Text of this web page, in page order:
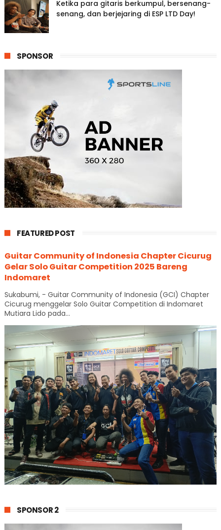
Ketika para gitaris berkumpul, bersenang-
senang, dan berjejaring di ESP LTD Day!
SPONSOR
FEATURED POST
Guitar Community of Indonesia Chapter Cicurug
Gelar Solo Guitar Competition 2025 Bareng
Indomaret
Sukabumi, - Guitar Community of Indonesia (GCI) Chapter
Cicurug menggelar Solo Guitar Competition di Indomaret
Mutiara Lido pada...
SPONSOR 2